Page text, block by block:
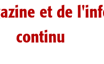
et de
continu